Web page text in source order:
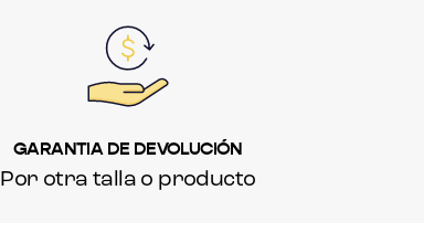
GARANTIA DE DEVOLUCIÓN
Por otra talla o producto